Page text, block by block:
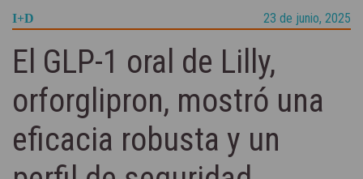
I+D 23 de junio, 2025
El GLP-1 oral de Lilly,
orforglipron, mostró una
eficacia robusta y un